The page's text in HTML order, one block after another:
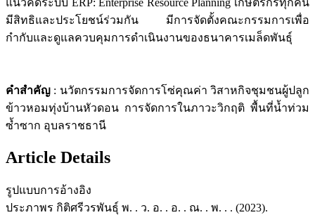
แนวคิดระบบ ERP: Enterprise Resource Planning เกษตรกรทุกคน
มีสิทธิและประโยชน์ร่วมกัน มีการจัดตั้งคณะกรรมการเพื่อ
กำกับและดูแลควบคุมการดำเนินงานของธนาคารเมล็ดพันธุ์
คำสำคัญ : นวัตกรรมการจัดการโซ่คุณค่า วิสาหกิจชุมชนผู้ปลูก
ข้าวหอมทุ่งบ้านหัวดอน การจัดการในภาวะวิกฤติ พื้นที่น้ำท่วม
ซ้ำซาก อุบลราชธานี
Article Details
รูปแบบการอ้างอิง
ประภาพร กิติศรีวรพันธุ์ พ. . ว. อ. . อ. . ณ. . พ. . . (2023).